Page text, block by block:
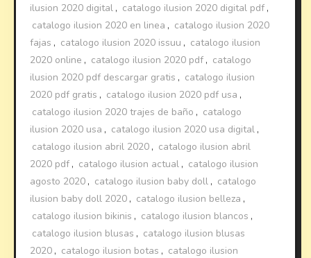
ilusion 2020 digital , catalogo ilusion 2020 digital pdf ,
catalogo ilusion 2020 en linea , catalogo ilusion 2020
fajas , catalogo ilusion 2020 issuu , catalogo ilusion
2020 online , catalogo ilusion 2020 pdf , catalogo
ilusion 2020 pdf descargar gratis , catalogo ilusion
2020 pdf gratis , catalogo ilusion 2020 pdf usa ,
catalogo ilusion 2020 trajes de baño , catalogo
ilusion 2020 usa , catalogo ilusion 2020 usa digital ,
catalogo ilusion abril 2020 , catalogo ilusion abril
2020 pdf , catalogo ilusion actual , catalogo ilusion
agosto 2020 , catalogo ilusion baby doll , catalogo
ilusion baby doll 2020 , catalogo ilusion belleza ,
catalogo ilusion bikinis , catalogo ilusion blancos ,
catalogo ilusion blusas , catalogo ilusion blusas
2020 , catalogo ilusion botas , catalogo ilusion